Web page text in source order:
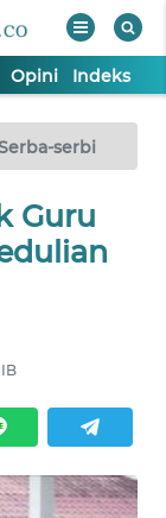
Opini Indeks
serbi
Guru